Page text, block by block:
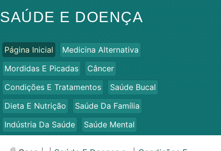
SAÚDE E DOENÇA
Página Inicial
Medicina Alternativa
Mordidas E Picadas
Câncer
Condições E Tratamentos
Saúde Bucal
Dieta E Nutrição
Saúde Da Família
Indústria Da Saúde
Saúde Mental